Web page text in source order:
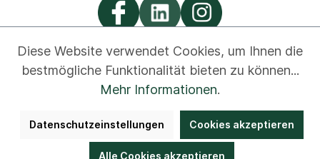
Cookies Impressum
Hinweisgeber
Bestellung widerrufen
Diese Website verwendet Cookies, um Ihnen die
bestmögliche Funktionalität bieten zu können...
Mehr Informationen.
Datenschutzeinstellungen Cookies akzeptieren
Alle Cookies akzeptieren